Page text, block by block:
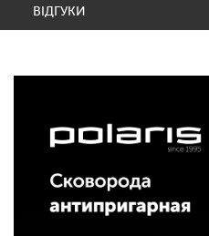
ВІДГУКИ